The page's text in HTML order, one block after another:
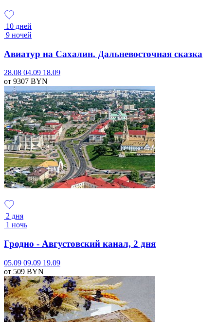
10 дней
9 ночей
Авиатур на Сахалин. Дальневосточная сказка
28.08 04.09 18.09
от 9307 BYN
2 дня
1 ночь
Гродно - Августовский канал, 2 дня
05.09 09.09 19.09
от 509 BYN